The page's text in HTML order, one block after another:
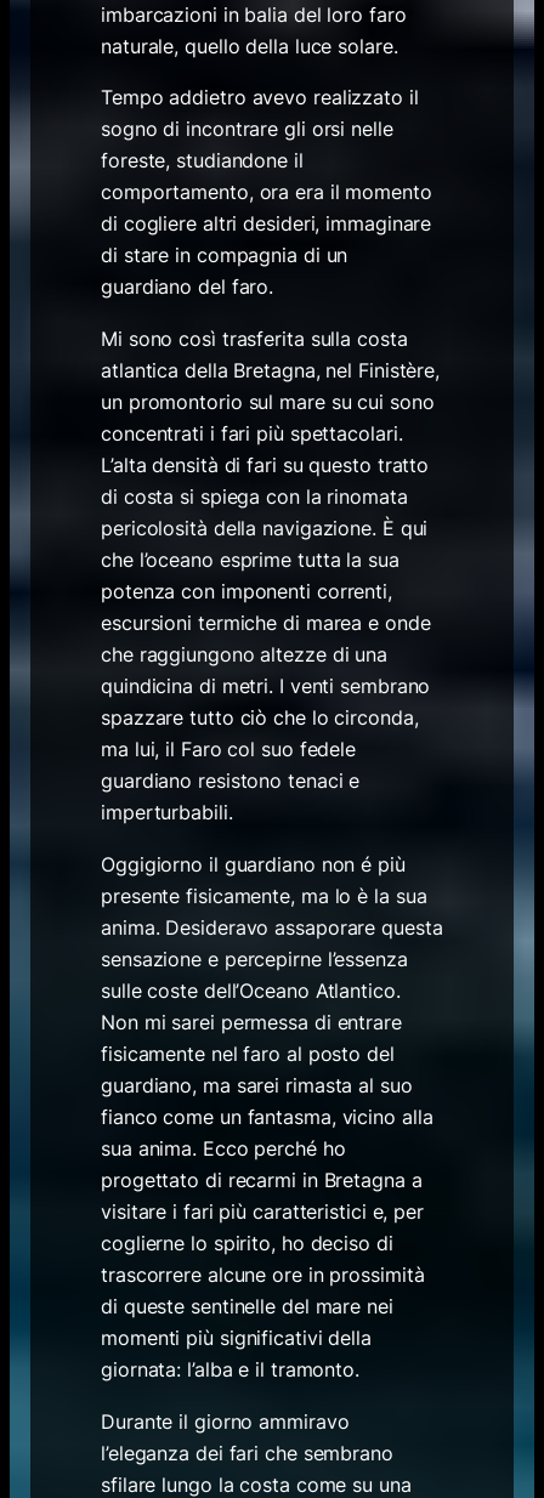
imbarcazioni in balia del loro faro
naturale, quello della luce solare.
Tempo addietro avevo realizzato il
sogno di incontrare gli orsi nelle
foreste, studiandone il
comportamento, ora era il momento
di cogliere altri desideri, immaginare
di stare in compagnia di un
guardiano del faro.
Mi sono così trasferita sulla costa
atlantica della Bretagna, nel Finistère,
un promontorio sul mare su cui sono
concentrati i fari più spettacolari.
L’alta densità di fari su questo tratto
di costa si spiega con la rinomata
pericolosità della navigazione. È qui
che l’oceano esprime tutta la sua
potenza con imponenti correnti,
escursioni termiche di marea e onde
che raggiungono altezze di una
quindicina di metri. I venti sembrano
spazzare tutto ciò che lo circonda,
ma lui, il Faro col suo fedele
guardiano resistono tenaci e
imperturbabili.
Oggigiorno il guardiano non é più
presente fisicamente, ma lo è la sua
anima. Desideravo assaporare questa
sensazione e percepirne l’essenza
sulle coste dell’Oceano Atlantico.
Non mi sarei permessa di entrare
fisicamente nel faro al posto del
guardiano, ma sarei rimasta al suo
fianco come un fantasma, vicino alla
sua anima. Ecco perché ho
progettato di recarmi in Bretagna a
visitare i fari più caratteristici e, per
coglierne lo spirito, ho deciso di
trascorrere alcune ore in prossimità
di queste sentinelle del mare nei
momenti più significativi della
giornata: l’alba e il tramonto.
Durante il giorno ammiravo
l’eleganza dei fari che sembrano
sfilare lungo la costa come su una